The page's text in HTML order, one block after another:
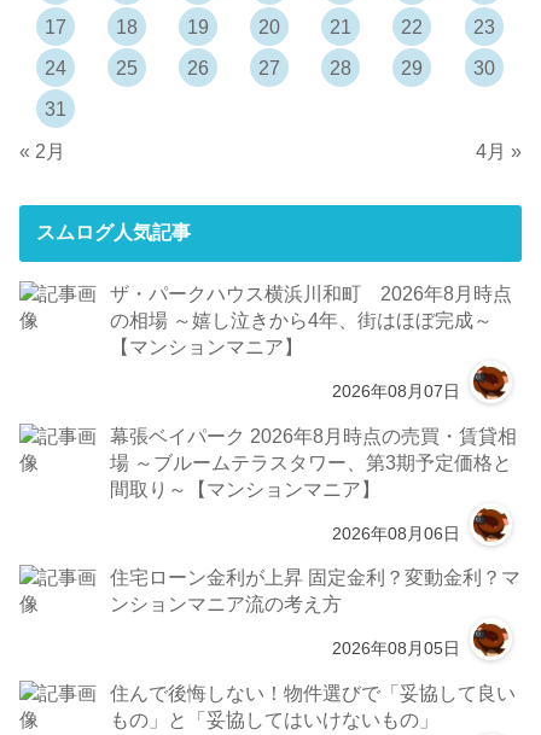
17
18 19 20 21 22
23
24
25 26 27 28 29
30
31
« 2月
4月 »
スムログ人気記事
ザ・パークハウス横浜川和町 2026年8月時点
の相場 ～嬉し泣きから4年、街はほぼ完成～
【マンションマニア】
2026年08月07日
幕張ベイパーク 2026年8月時点の売買・賃貸相
場 ～ブルームテラスタワー、第3期予定価格と
間取り～【マンションマニア】
2026年08月06日
住宅ローン金利が上昇 固定金利？変動金利？マ
ンションマニア流の考え方
2026年08月05日
住んで後悔しない！物件選びで「妥協して良い
もの」と「妥協してはいけないもの」